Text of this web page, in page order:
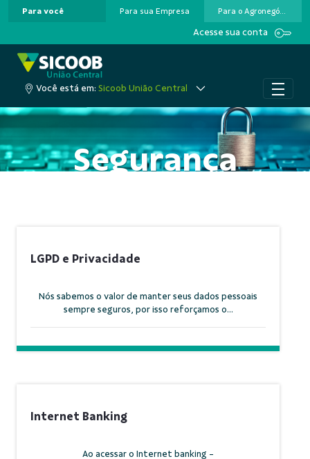
Pular para o Conteúdo principal
Para você Para sua Empresa Para o Agronegócio
Acesse sua conta
Você está em: Sicoob União Central
Segurança
LGPD e Privacidade
Nós sabemos o valor de manter seus dados pessoais
sempre seguros, por isso reforçamos o...
Internet Banking
Ao acessar o Internet banking -